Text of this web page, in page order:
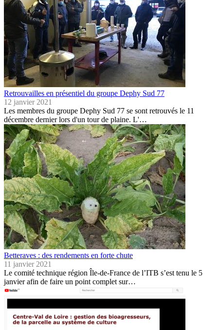
Retrouvailles en présentiel du groupe Dephy Sud 77
12 janvier 2021
Les membres du groupe Dephy Sud 77 se sont retrouvés le 11
décembre dernier lors d'un tour de plaine. L'…
Betteraves : des rendements en forte chute
11 janvier 2021
Le comité technique région Île-de-France de l’ITB s’est tenu le 5
janvier afin de faire un point complet sur…